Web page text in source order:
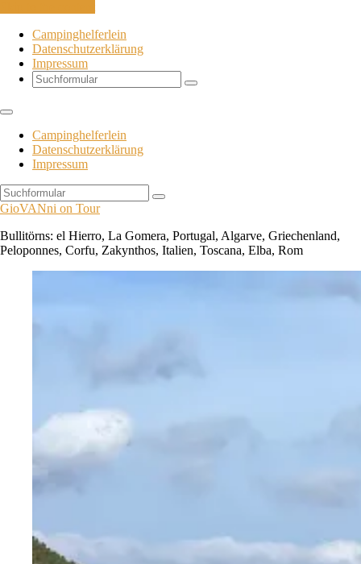
Campinghelferlein
Datenschutzerklärung
Impressum
Search
Campinghelferlein
Datenschutzerklärung
Impressum
Search
GioVANni on Tour
Bullitörns: el Hierro, La Gomera, Portugal, Algarve, Griechenland,
Peloponnes, Corfu, Zakynthos, Italien, Toscana, Elba, Rom